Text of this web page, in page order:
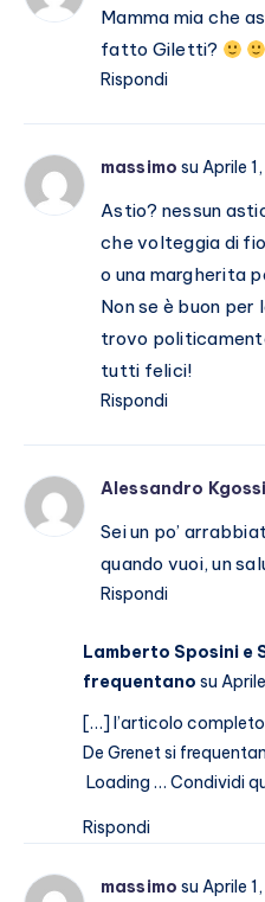
Mamma mia che
fatto Giletti?
Rispondi
massimo su Aprile
Astio? nessun
che volteggia di
o una margherita
Non se è buon per
trovo
tutti felici!
Rispondi
Alessandro
Sei un po’
quando vuoi, un
Rispondi
Lamberto Sposini e
frequentano su
[…] l’articolo
De Grenet si
Loading … Condividi
Rispondi
massimo su Aprile